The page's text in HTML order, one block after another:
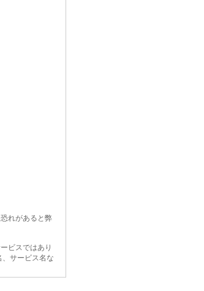
れがあると弊
ビスではあり
サービス名な